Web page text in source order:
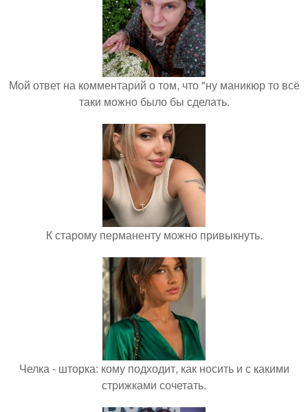
Мой ответ на комментарий о том, что "ну маникюр то всё
таки можно было бы сделать.
К старому перманенту можно привыкнуть.
Челка - шторка: кому подходит, как носить и с какими
стрижками сочетать.